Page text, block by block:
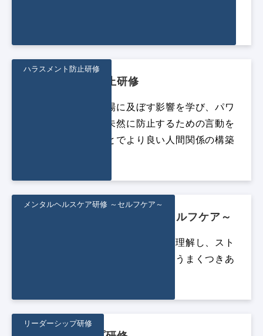
ハラスメント防止研修
ハラスメントが職場に及ぼす影響を学び、パワ
ハラ・セクハラを未然に防止するための言動を
正しく理解することでより良い人間関係の構築
ハラスメント防止研修
メンタルヘルスケア研修 ～セルフケア～
メンタルヘルスとは何かを正しく理解し、スト
レスサインに気付き、ストレスとうまくつきあ
メンタルヘルスケア研修 ～セルフケア～
リーダーシップ研修